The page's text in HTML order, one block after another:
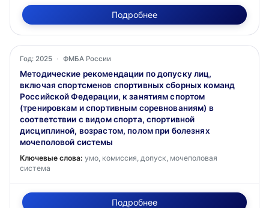
Подробнее
Год: 2025 · ФМБА России
Методические рекомендации по допуску лиц,
включая спортсменов спортивных сборных команд
Российской Федерации, к занятиям спортом
(тренировкам и спортивным соревнованиям) в
соответствии с видом спорта, спортивной
дисциплиной, возрастом, полом при болезнях
мочеполовой системы
Ключевые слова: умо, комиссия, допуск, мочеполовая
система
Подробнее